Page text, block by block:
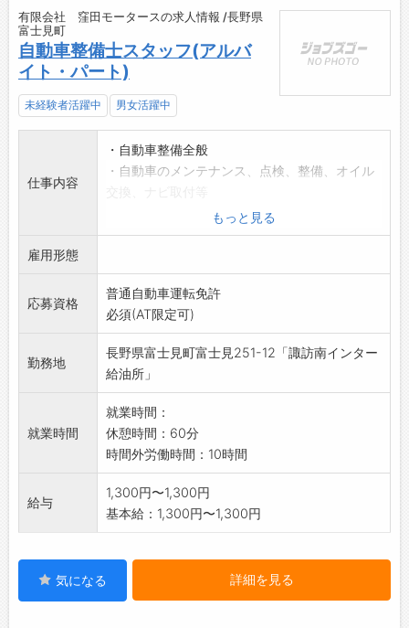
有限会社 窪田モータースの求人情報 /長野県
富士見町
自動車整備士スタッフ(アルバ
イト・パート)
未経験者活躍中 男女活躍中
仕事内容
・自動車整備全般
・自動車のメンテナンス、点検、整備、オイル
・自動車のアフターパーツの見積もり
・自動車整備の受付
業務の範囲:会社の定める業務
もっと見る
雇用形態
応募資格
普通自動車運転免許
必須(AT限定可)
勤務地
長野県富士見町富士見251-12「諏訪南インター
給油所」
就業時間
就業時間：
休憩時間：60分
時間外労働時間：10時間
給与
1,300円〜1,300円
基本給：1,300円〜1,300円
気になる 詳細を見る